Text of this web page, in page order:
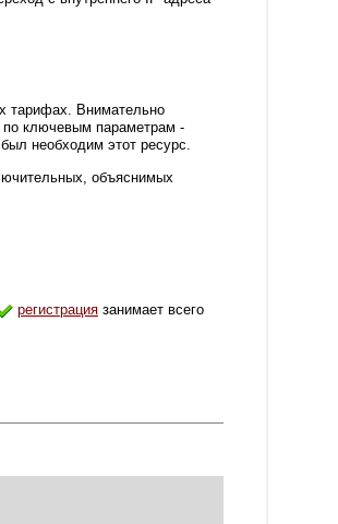
тарифах. Внимательно
по ключевым параметрам -
необходим этот ресурс.
объяснимых
регистрация занимает всего